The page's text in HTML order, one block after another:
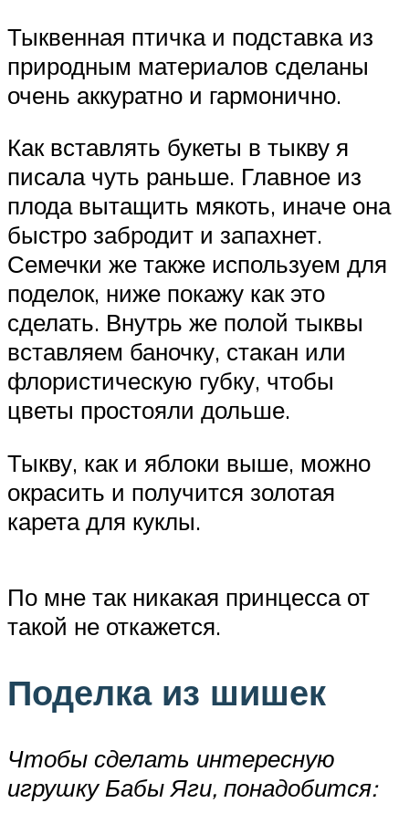
Тыквенная птичка и подставка из
природным материалов сделаны
очень аккуратно и гармонично.
Как вставлять букеты в тыкву я
писала чуть раньше. Главное из
плода вытащить мякоть, иначе она
быстро забродит и запахнет.
Семечки же также используем для
поделок, ниже покажу как это
сделать. Внутрь же полой тыквы
вставляем баночку, стакан или
флористическую губку, чтобы
цветы простояли дольше.
Тыкву, как и яблоки выше, можно
окрасить и получится золотая
карета для куклы.
По мне так никакая принцесса от
такой не откажется.
Поделка из шишек
Чтобы сделать интересную
игрушку Бабы Яги, понадобится: